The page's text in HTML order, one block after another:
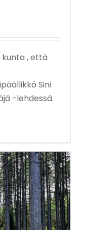
kunta , että
Sini
-lehdessä.